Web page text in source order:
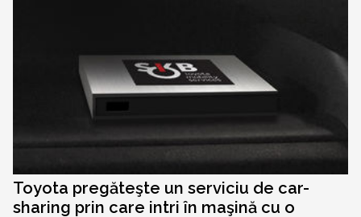
Toyota pregăteşte un serviciu de car-
sharing prin care intri în maşină cu o